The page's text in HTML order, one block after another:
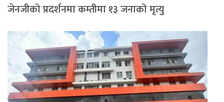
जेनजीको प्रदर्शनमा कम्तीमा १३ जनाको मृत्यु